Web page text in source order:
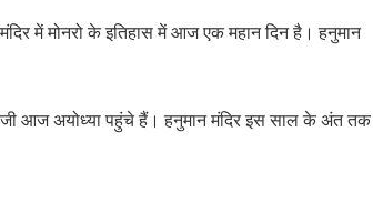
में मोनरो के इतिहास में आज एक महान दिन है। हनुमान
जी आज अयोध्या पहुंचे हैं। हनुमान मंदिर इस साल के अंत तक